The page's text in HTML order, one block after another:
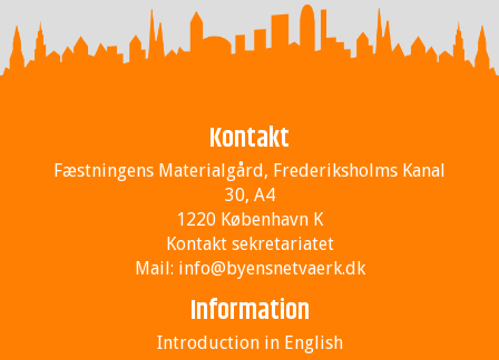
Kontakt
Fæstningens Materialgård, Frederiksholms Kanal
30, A4
1220 København K
Kontakt sekretariatet
Mail: info@byensnetvaerk.dk
Information
Introduction in English